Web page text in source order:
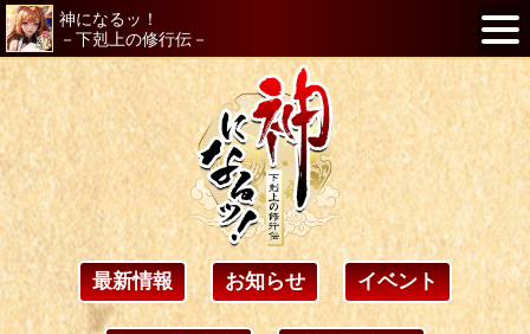
神になるッ！
－下剋上の修行伝－
最新情報 お知らせ イベント